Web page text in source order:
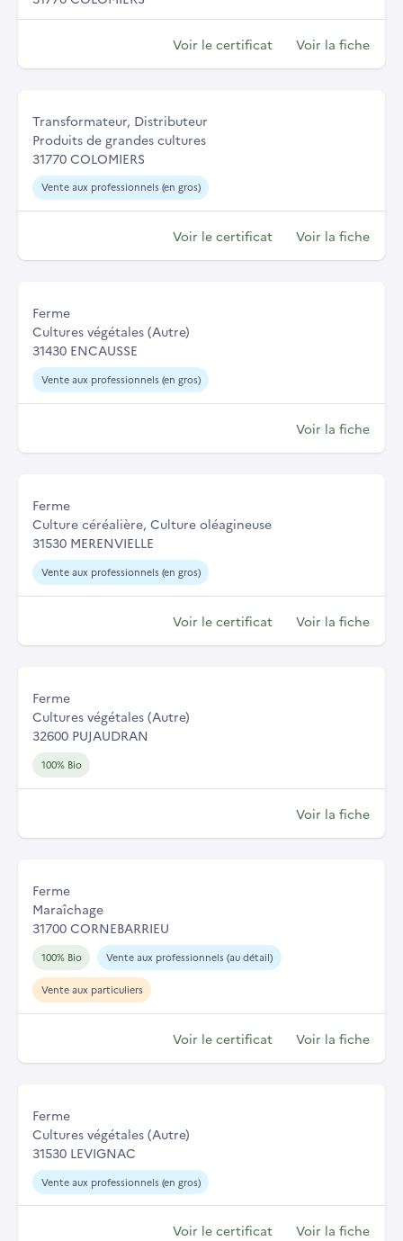
Voir le certificat Voir la fiche
Transformateur, Distributeur
Produits de grandes cultures
31770 COLOMIERS
Vente aux professionnels (en gros)
Voir le certificat Voir la fiche
Ferme
Cultures végétales (Autre)
31430 ENCAUSSE
Vente aux professionnels (en gros)
Voir la fiche
Ferme
Culture céréalière, Culture oléagineuse
31530 MERENVIELLE
Vente aux professionnels (en gros)
Voir le certificat Voir la fiche
Ferme
Cultures végétales (Autre)
32600 PUJAUDRAN
100% Bio
Voir la fiche
Ferme
Maraîchage
31700 CORNEBARRIEU
100% Bio Vente aux professionnels (au détail)
Vente aux particuliers
Voir le certificat Voir la fiche
Ferme
Cultures végétales (Autre)
31530 LEVIGNAC
Vente aux professionnels (en gros)
Voir le certificat Voir la fiche